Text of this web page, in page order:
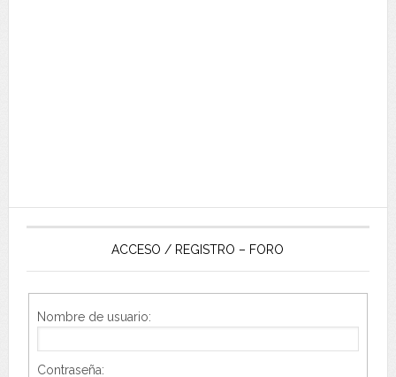
ACCESO / REGISTRO – FORO
Nombre de usuario:
Contraseña: